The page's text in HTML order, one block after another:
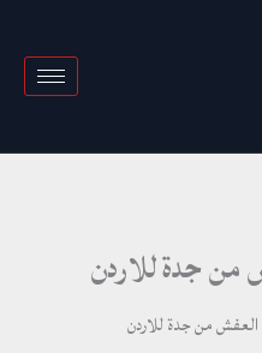
من جدة للاردن
من جدة للاردن